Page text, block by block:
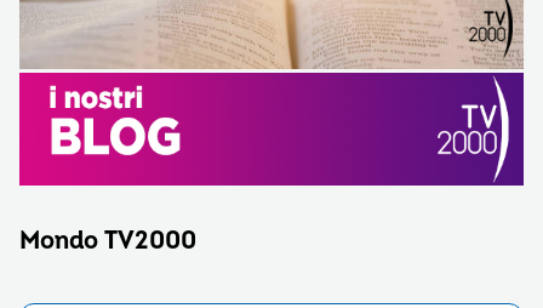
Mondo TV2000